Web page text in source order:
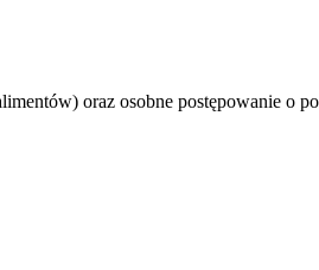
oraz osobne postępowanie o